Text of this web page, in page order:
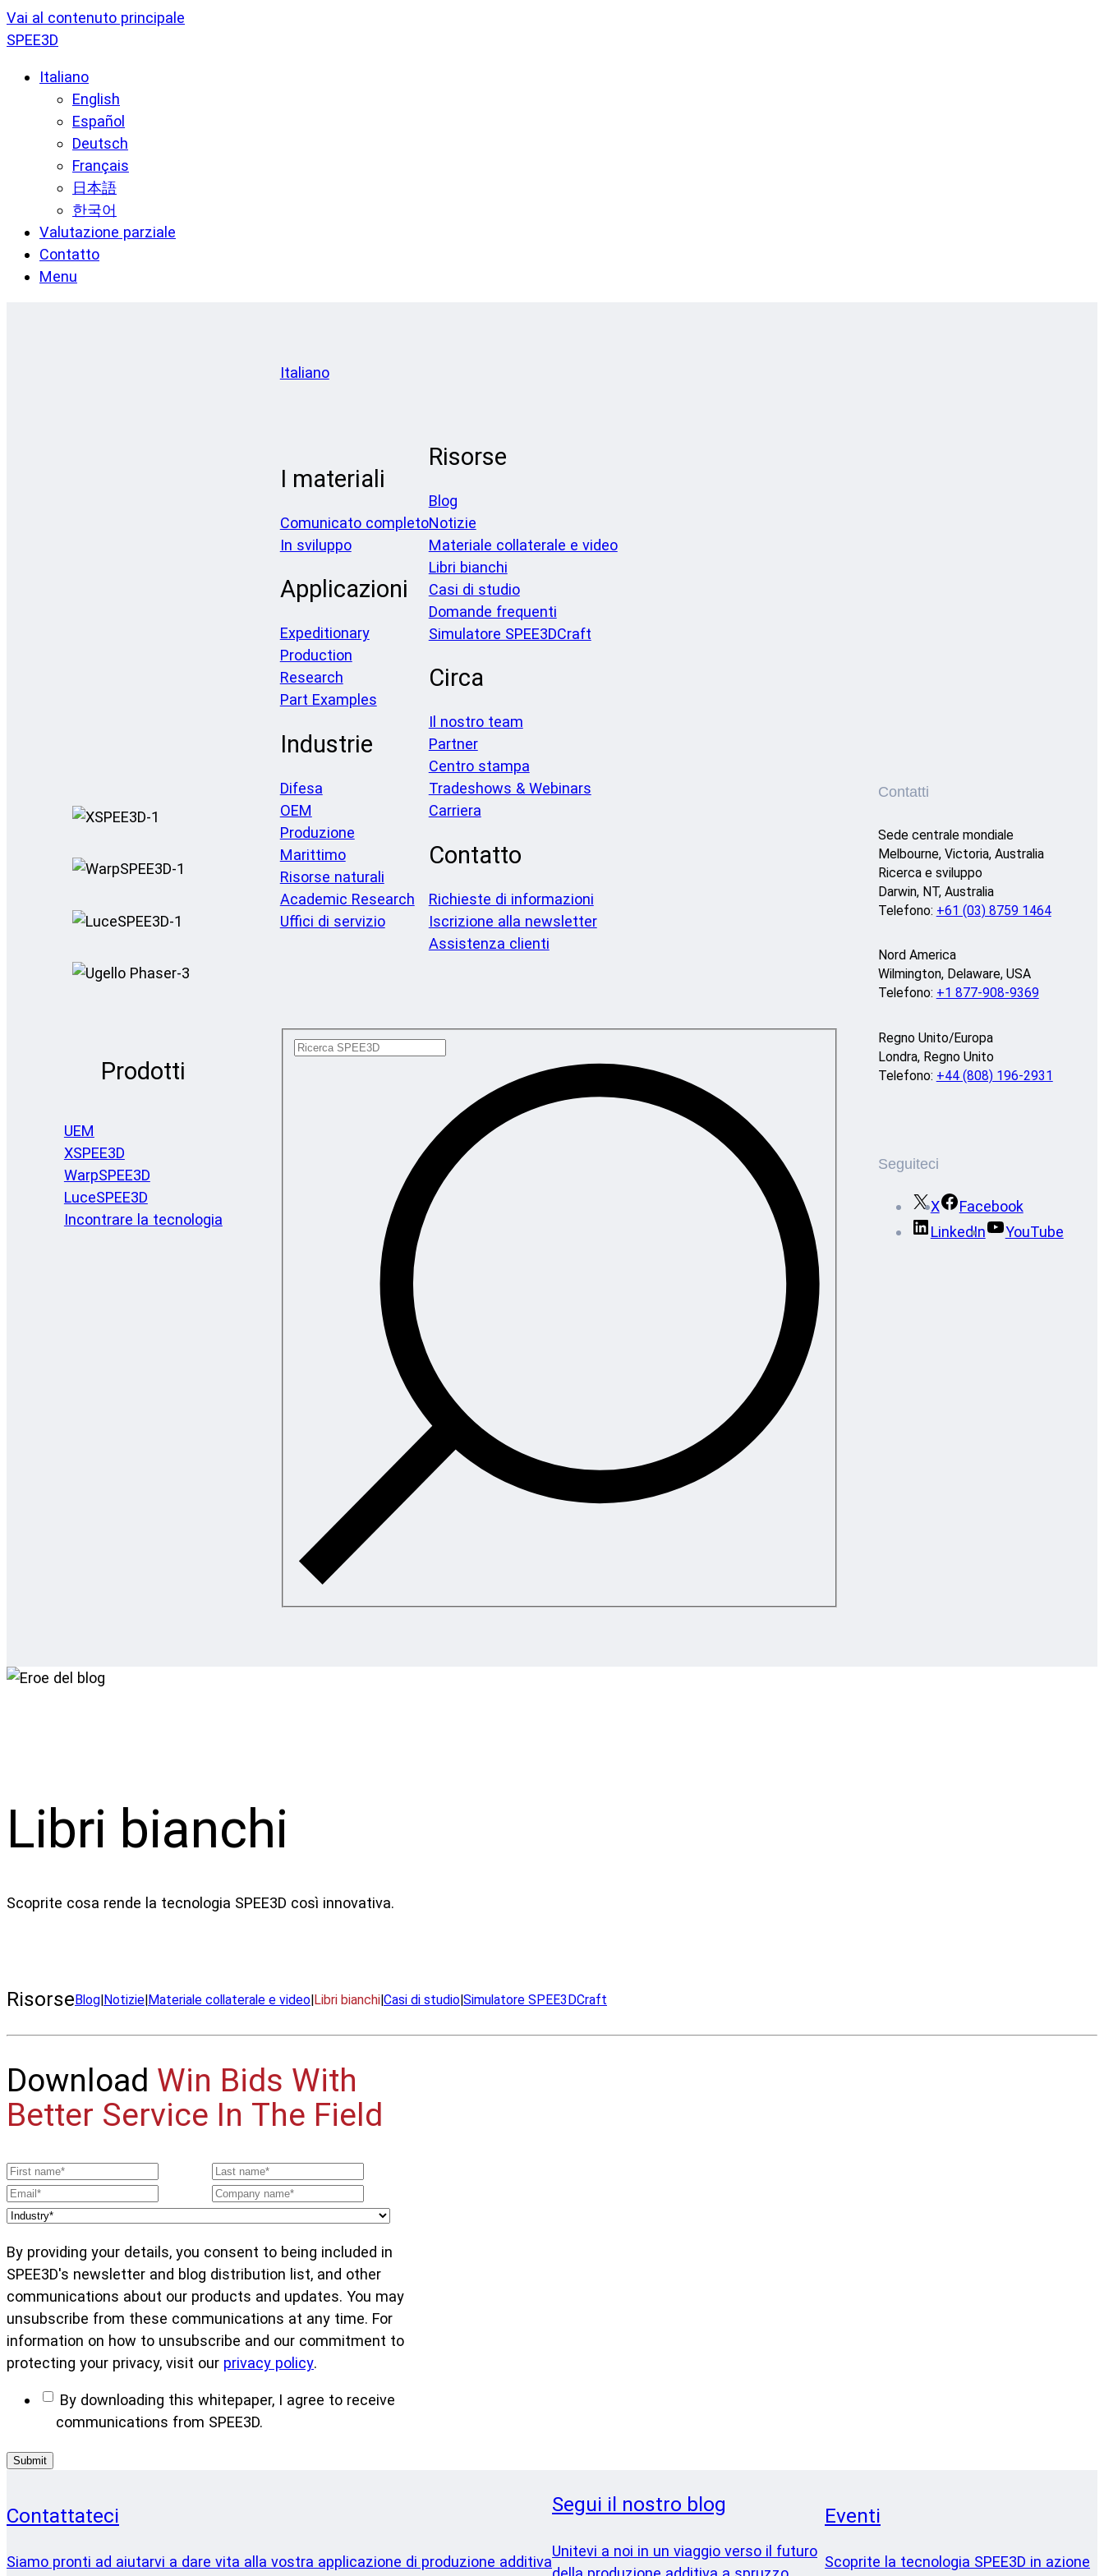
Vai al contenuto principale
SPEE3D
Italiano
English
Español
Deutsch
Français
日本語
한국어
Valutazione parziale
Contatto
Menu
Prodotti
UEM
XSPEE3D
WarpSPEE3D
LuceSPEE3D
Incontrare la tecnologia
Italiano
I materiali
Comunicato completo
In sviluppo
Applicazioni
Expeditionary
Production
Research
Part Examples
Industrie
Difesa
OEM
Produzione
Marittimo
Risorse naturali
Academic Research
Uffici di servizio
Risorse
Blog
Notizie
Materiale collaterale e video
Libri bianchi
Casi di studio
Domande frequenti
Simulatore SPEE3DCraft
Circa
Il nostro team
Partner
Centro stampa
Tradeshows & Webinars
Carriera
Contatto
Richieste di informazioni
Iscrizione alla newsletter
Assistenza clienti
Contatti
Sede centrale mondiale
Melbourne, Victoria, Australia
Ricerca e sviluppo
Darwin, NT, Australia
Telefono: +61 (03) 8759 1464
Nord America
Wilmington, Delaware, USA
Telefono: +1 877-908-9369
Regno Unito/Europa
Londra, Regno Unito
Telefono: +44 (808) 196-2931
Seguiteci
X
Facebook
LinkedIn
YouTube
Libri bianchi
Scoprite cosa rende la tecnologia SPEE3D così innovativa.
RisorseBlog|Notizie|Materiale collaterale e video|Libri bianchi|Casi di studio|Simulatore SPEE3DCraft
Download Win Bids With
Better Service In The Field
By providing your details, you consent to being included in
SPEE3D's newsletter and blog distribution list, and other
communications about our products and updates. You may
unsubscribe from these communications at any time. For
information on how to unsubscribe and our commitment to
protecting your privacy, visit our privacy policy.
By downloading this whitepaper, I agree to receive
communications from SPEE3D.
Contattateci
Siamo pronti ad aiutarvi a dare vita alla vostra applicazione di produzione additiva
Segui il nostro blog
Unitevi a noi in un viaggio verso il futuro
Eventi
Scoprite la tecnologia SPEE3D in azione